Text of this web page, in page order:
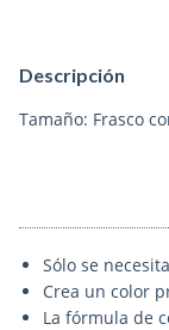
Descripción
Tamaño: Frasco
Sólo se
Crea un color
La fórmula de